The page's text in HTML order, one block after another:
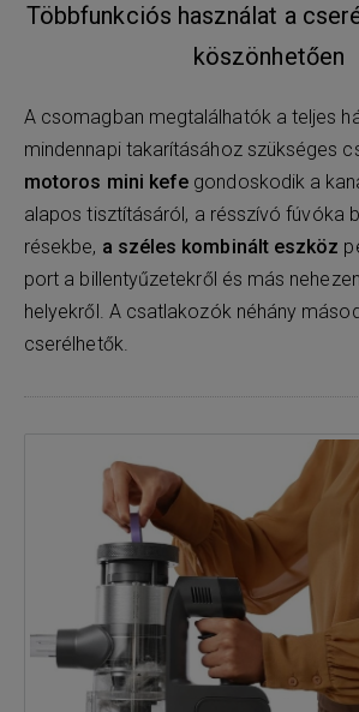
Többfunkciós használat a
köszönhetően
A csomagban megtalálhatók a teljes
mindennapi takarításához szükséges
motoros mini kefe gondoskodik a
alapos tisztításáról, a résszívó fúvóka
résekbe, a széles kombinált eszköz
port a billentyűzetekről és más
helyekről. A csatlakozók néhány
cserélhetők.